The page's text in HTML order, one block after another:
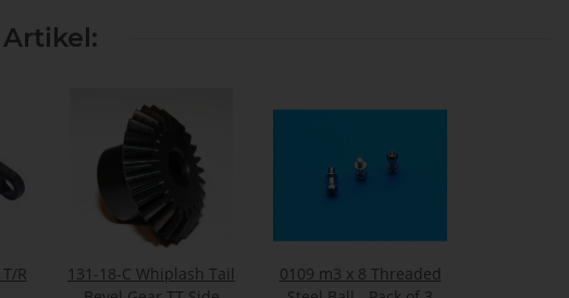
R
131-18-C Whiplash Tail
0109 m3 x 8 Threaded